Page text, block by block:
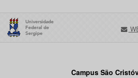
Campus São